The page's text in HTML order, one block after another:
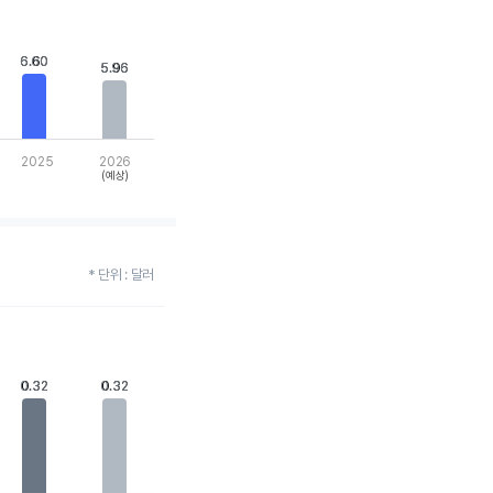
6.60
6.60 5.96
5.96
2025 2026
(예상)
* 단위 : 달러
0.32
0.32 0.32
0.32